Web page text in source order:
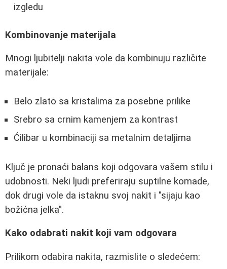
izgledu
Kombinovanje materijala
Mnogi ljubitelji nakita vole da kombinuju različite
materijale:
Belo zlato sa kristalima za posebne prilike
Srebro sa crnim kamenjem za kontrast
Ćilibar u kombinaciji sa metalnim detaljima
Ključ je pronaći balans koji odgovara vašem stilu i
udobnosti. Neki ljudi preferiraju suptilne komade,
dok drugi vole da istaknu svoj nakit i "sijaju kao
božićna jelka".
Kako odabrati nakit koji vam odgovara
Prilikom odabira nakita, razmislite o sledećem: